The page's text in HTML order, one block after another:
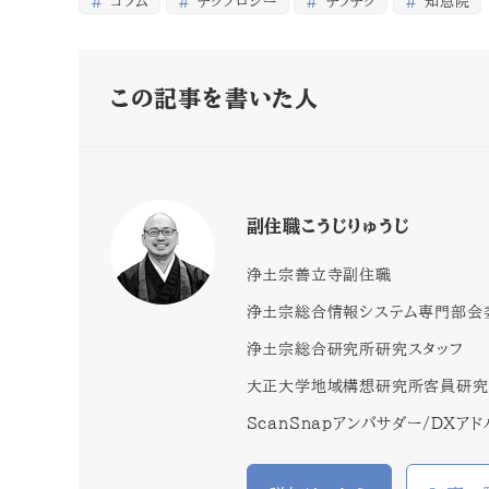
この記事を書いた人
副住職こうじりゅうじ
浄土宗善立寺副住職
浄土宗総合情報システム専門部会
浄土宗総合研究所研究スタッフ
大正大学地域構想研究所客員研究
ScanSnapアンバサダー/DXアド